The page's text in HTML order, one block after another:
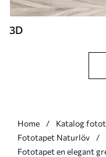
3D
Home Katalog
Fototapet Naturlöv